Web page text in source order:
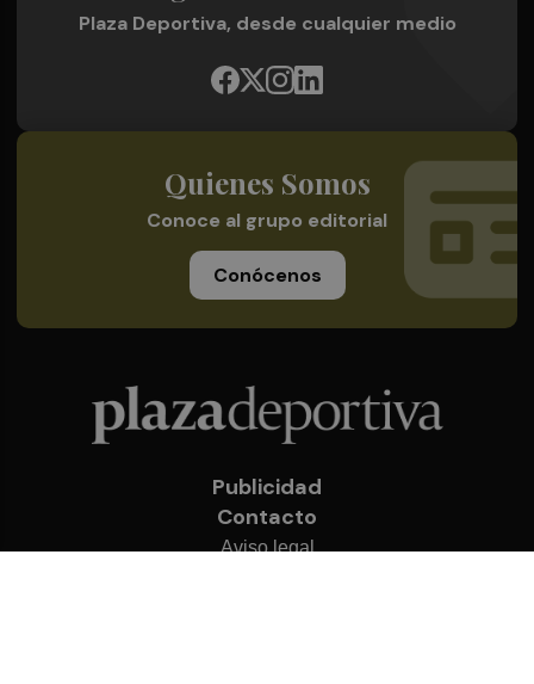
Plaza Deportiva, desde cualquier medio
Quienes Somos
Conoce al grupo editorial
Conócenos
Publicidad
Contacto
Aviso legal